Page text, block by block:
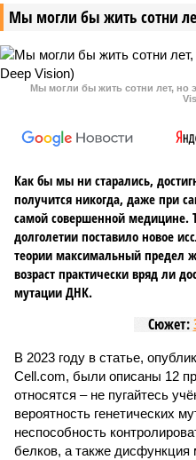
Мы могли бы жить сотни
Мы могли бы жить сотни лет, но
Как бы мы ни старались,
получится никогда, даже при
самой совершенной медицине.
долголетии поставило новое
теории максимальный предел
возраст практически вряд ли
мутации ДНК.
Сюжет:
В 2023 году в статье,
Cell.com, были описаны 12
относятся – не пугайтесь
вероятность генетических
неспособность
белков, а также дисфункция